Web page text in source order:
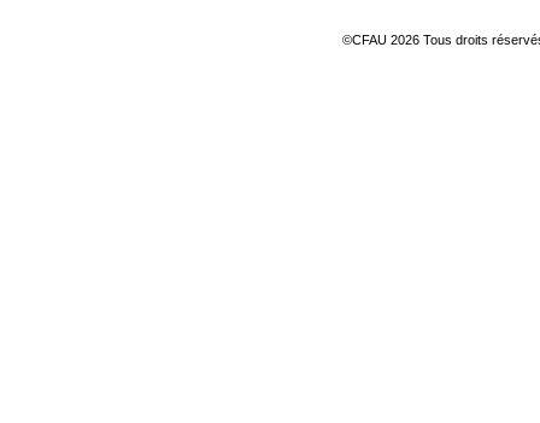
©CFAU 2026 Tous droits